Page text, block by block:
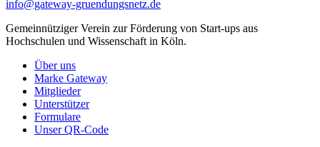
info@gateway-gruendungsnetz.de
Gemeinnütziger Verein zur Förderung von Start-ups aus
Hochschulen und Wissenschaft in Köln.
Über uns
Marke Gateway
Mitglieder
Unterstützer
Formulare
Unser QR-Code